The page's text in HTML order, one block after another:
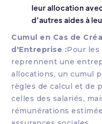
leur allocation
d'autres aides à
Cumul en Cas de
d'Entreprise :Pour
reprennent une
allocations, un cumul
règles de calcul et de
celles des salariés,
rémunérations